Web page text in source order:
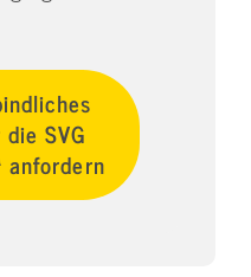
SVG
anfordern